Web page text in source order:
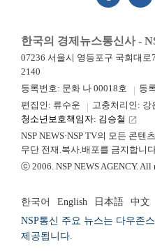
한국의 경제뉴스통신사 -
07236 서울시 영등포구 국회대로
2140
등록번호: 문화 나 00018호
등
편집인: 류수운
고충처리인: 강
청소년보호책임자: 김승철 launch
NSP NEWS·NSP TV의 모든 콘
무단 전재.복사.배포를 금지합니
ⓒ 2006. NSP NEWS AGENCY. All
한국어 English 日本語 中文
NSP통신 주요 뉴스는 다우존
제공됩니다.